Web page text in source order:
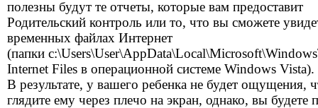
полезны будут те отчеты, которые вам предоставит
Родительский контроль или то, что вы сможете
временных файлах Интернет
(папки
Internet Files в операционной системе Windows Vista).
В результате, у вашего ребенка не будет ощущения,
глядите ему через плечо на экран, однако, вы будете